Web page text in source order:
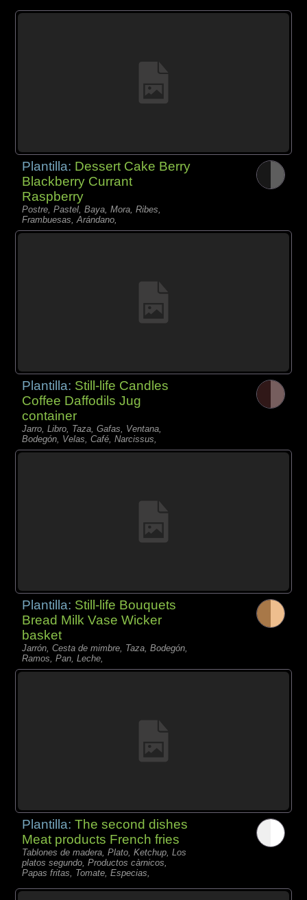
Plantilla: Dessert Cake Berry
Blackberry Currant
Raspberry
Postre, Pastel, Baya, Mora, Ribes,
Frambuesas, Arándano,
Plantilla: Still-life Candles
Coffee Daffodils Jug
container
Jarro, Libro, Taza, Gafas, Ventana,
Bodegón, Velas, Café, Narcissus,
Plantilla: Still-life Bouquets
Bread Milk Vase Wicker
basket
Jarrón, Cesta de mimbre, Taza, Bodegón,
Ramos, Pan, Leche,
Plantilla:The second dishes
Meat products French fries
Tablones de madera, Plato, Ketchup, Los
platos segundo, Productos càrnicos,
Papas fritas, Tomate, Especias,